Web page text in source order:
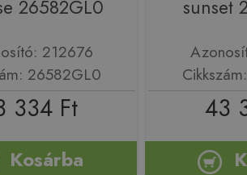
26582GL0
212676
26582GL0
334 Ft
Kosárba
sunset
43